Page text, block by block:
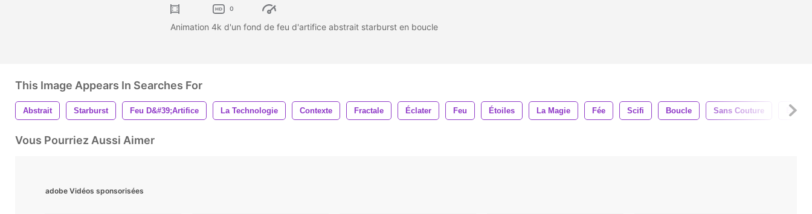
0
Animation 4k d'un fond de feu d'artifice abstrait starburst en boucle
This Image Appears In Searches For
Abstrait Starburst Feu D&#39;artifice La Technologie Contexte Fractale Éclater Feu Étoiles La Magie Fée Scifi Boucle Sans Couture
Vous Pourriez Aussi Aimer
adobe Vidéos sponsorisées